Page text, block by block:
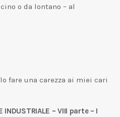
o da lontano – al
fare una carezza ai miei cari
INDUSTRIALE – VIII parte – I